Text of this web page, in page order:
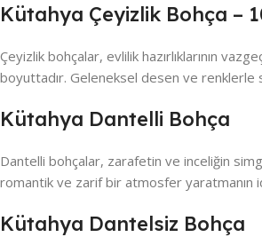
Kütahya Çeyizlik Bohça –
Çeyizlik bohçalar, evlilik hazırlıklarının
boyuttadır. Geleneksel desen ve renklerle
Kütahya Dantelli Bohça
Dantelli bohçalar, zarafetin ve inceliğin
romantik ve zarif bir atmosfer yaratmanın
Kütahya Dantelsiz Bohça